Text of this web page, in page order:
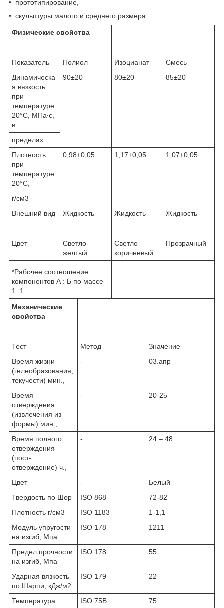
• прототипирование,
• скульптуры малого и среднего размера.
Физические свойства
Показатель Полиол Изоцианат
Смесь
Динамическа
я вязкость
при
температуре
20°С, МПа∙с,
в
90±20 80±20 85±20
пределах
Плотность
при
температуре
20°С,
0,98±0,05 1,17±0,05 1,07±0,05
г/см3
Внешний вид
Жидкость Жидкость Жидкость
Цвет
Светло-
желтый
Светло-
коричневый
Прозрачный
*Рабочее соотношение
компонентов А : Б по массе
1: 1
Механические
свойства
Тест Метод
Значение
Время жизни
(гелеобразования,
текучести) мин.,
- 03.апр
Время
отверждения
(извлечения из
формы) мин.,
- 20-25
Время полного
отверждения
(пост-
отверждение) ч.,
- 24 – 48
Цвет -
Белый
Твердость по Шор
ISO 868
72-82
Плотность г/см3
ISO 1183
1-1,1
Модуль упругости
на изгиб, Мпа
ISO 178 1211
Предел прочности
на изгиб, Мпа
ISO 178 55
Ударная вязкость
по Шарпи, кДж/м2
ISO 179 22
Температура
ISO 75В 75